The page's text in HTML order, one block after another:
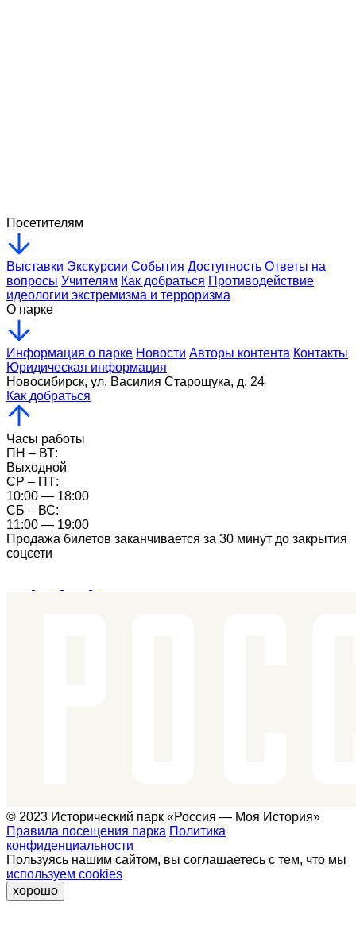
Подробнее
Посетителям
Выставки Экскурсии События Доступность Ответы на
вопросы Учителям Как добраться Противодействие
идеологии экстремизма и терроризма
О парке
Информация о парке Новости Авторы контента Контакты
Юридическая информация
Новосибирск, ул. Василия Старощука, д. 24
Как добраться
Часы работы
ПН – ВТ:
Выходной
CР – ПТ:
10:00 — 18:00
СБ – ВС:
11:00 — 19:00
Продажа билетов заканчивается за 30 минут до закрытия
соцсети
© 2023 Исторический парк «Россия — Моя История»
Правила посещения парка Политика
конфиденциальности
Пользуясь нашим сайтом, вы соглашаетесь с тем, что мы
используем cookies
хорошо